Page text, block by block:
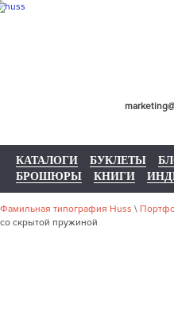
КАТАЛОГИ БУКЛЕТЫ
БРОШЮРЫ
КНИГИ
Фамильная типография Huss \
со скрытой пружиной